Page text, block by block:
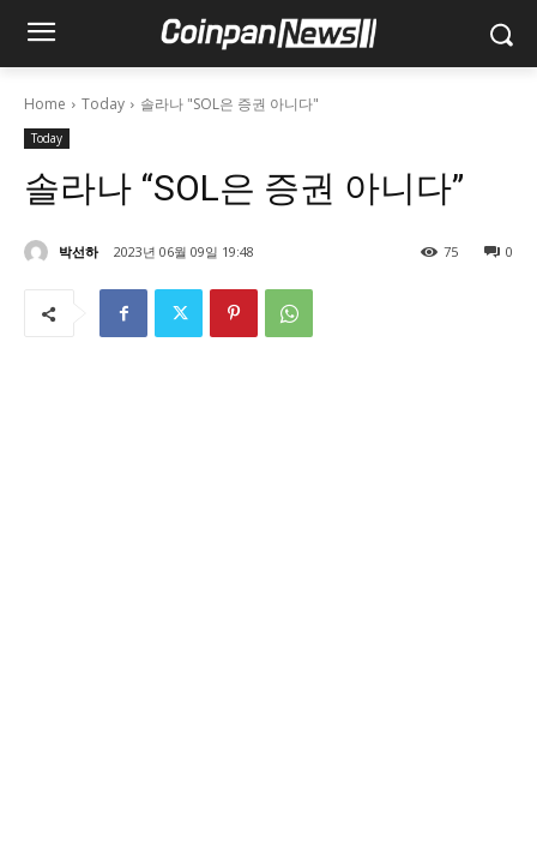
Home Today 솔라나 "SOL은 증권 아니다"
Today
솔라나 “SOL은 증권 아니다”
박선하 2023년 06월 09일 19:48 0
75